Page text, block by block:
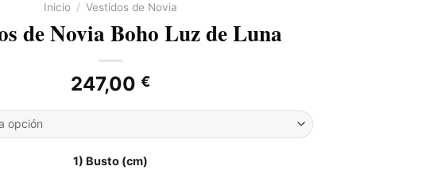
Inicio / Vestidos de Novia
de Novia Boho Luz de Luna
247,00 €
1) Busto (cm)